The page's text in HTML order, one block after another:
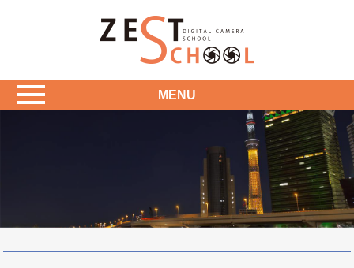
MENU